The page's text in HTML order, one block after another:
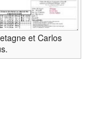
et Carlos